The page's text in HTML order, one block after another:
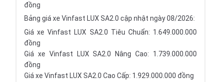
đồng
Bảng giá xe Vinfast LUX SA2.0 cập nhật ngày 08/2026:
Giá xe Vinfast LUX SA2.0 Tiêu Chuẩn: 1.649.000.000
đồng
Giá xe Vinfast LUX SA2.0 Nâng Cao: 1.739.000.000
đồng
Giá xe Vinfast LUX SA2.0 Cao Cấp: 1.929.000.000 đồng